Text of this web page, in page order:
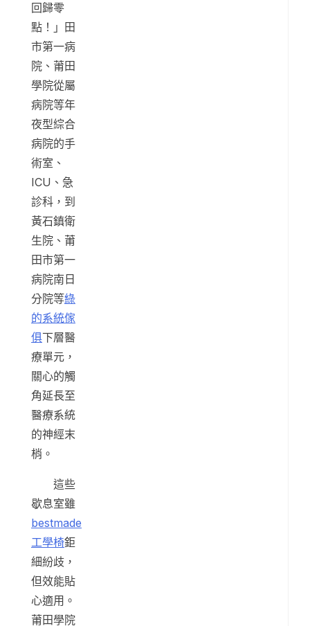
回歸零
點！」田
市第一病
院、莆田
學院從屬
病院等年
夜型綜合
病院的手
術室、
ICU、急
診科，到
黃石鎮衛
生院、莆
田市第一
病院南日
分院等綠
的系統傢
俱下層醫
療單元，
關心的觸
角延長至
醫療系統
的神經末
梢。
這些
歇息室雖
bestmade
工學椅鉅
細紛歧，
但效能貼
心適用。
莆田學院